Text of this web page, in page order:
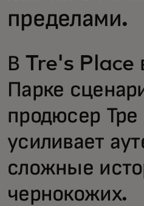
пределами.
В Tre's Place
Парке
продюсер
усиливает
сложные
чернокожих.